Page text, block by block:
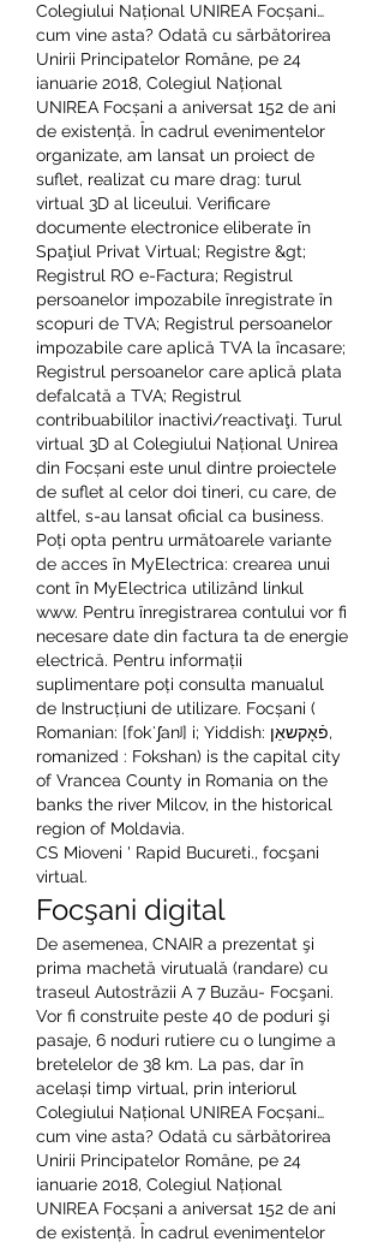
Colegiului Național UNIREA Focșani…
cum vine asta? Odată cu sărbătorirea
Unirii Principatelor Române, pe 24
ianuarie 2018, Colegiul Național
UNIREA Focșani a aniversat 152 de ani
de existență. În cadrul evenimentelor
organizate, am lansat un proiect de
suflet, realizat cu mare drag: turul
virtual 3D al liceului. Verificare
documente electronice eliberate în
Spaţiul Privat Virtual; Registre &gt;
Registrul RO e-Factura; Registrul
persoanelor impozabile înregistrate în
scopuri de TVA; Registrul persoanelor
impozabile care aplică TVA la încasare;
Registrul persoanelor care aplică plata
defalcată a TVA; Registrul
contribuabililor inactivi/reactivaţi. Turul
virtual 3D al Colegiului Național Unirea
din Focșani este unul dintre proiectele
de suflet al celor doi tineri, cu care, de
altfel, s-au lansat oficial ca business.
Poți opta pentru următoarele variante
de acces în MyElectrica: crearea unui
cont în MyElectrica utilizând linkul
www. Pentru înregistrarea contului vor fi
necesare date din factura ta de energie
electrică. Pentru informații
suplimentare poți consulta manualul
de Instrucțiuni de utilizare. Focșani (
Romanian: [fokˈʃanʲ] i; Yiddish: פֿאָקשאַן,
romanized : Fokshan) is the capital city
of Vrancea County in Romania on the
banks the river Milcov, in the historical
region of Moldavia.
CS Mioveni ' Rapid Bucureti., focşani
virtual.
Focşani digital
De asemenea, CNAIR a prezentat şi
prima machetă virutuală (randare) cu
traseul Autostrăzii A 7 Buzău- Focşani.
Vor fi construite peste 40 de poduri şi
pasaje, 6 noduri rutiere cu o lungime a
bretelelor de 38 km. La pas, dar în
același timp virtual, prin interiorul
Colegiului Național UNIREA Focșani…
cum vine asta? Odată cu sărbătorirea
Unirii Principatelor Române, pe 24
ianuarie 2018, Colegiul Național
UNIREA Focșani a aniversat 152 de ani
de existență. În cadrul evenimentelor